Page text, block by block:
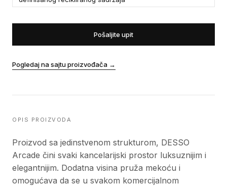
Pošaljite upit
Pogledaj na sajtu proizvođača →
OPIS PROIZVODA
Proizvod sa jedinstvenom strukturom, DESSO
Arcade čini svaki kancelarijski prostor luksuznijim i
elegantnijim. Dodatna visina pruža mekoću i
omogućava da se u svakom komercijalnom